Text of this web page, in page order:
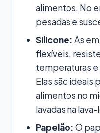
alimentos. No
pesadas e
Silicone: As
flexíveis,
temperaturas e
Elas são ideais
alimentos no
lavadas na
Papelão: O